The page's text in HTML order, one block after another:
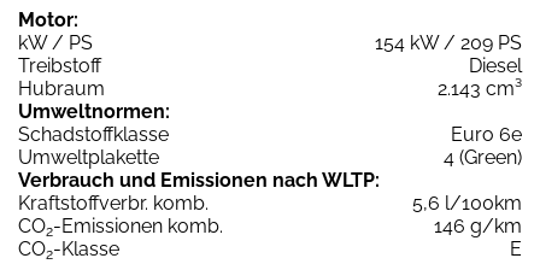
Motor:
kW / PS
154 kW / 209 PS
Treibstoff
Diesel
Hubraum
2.143 cm³
Umweltnormen:
Schadstoffklasse
Euro 6e
Umweltplakette
4 (Green)
Verbrauch und Emissionen nach WLTP:
Kraftstoffverbr. komb.
5,6 l/100km
CO2-Emissionen komb.
146 g/km
CO2-Klasse
E